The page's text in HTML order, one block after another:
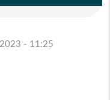
- 11:25